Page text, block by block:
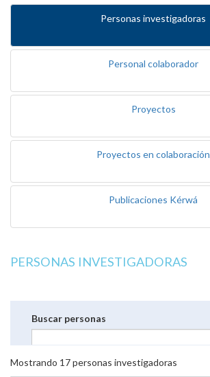
Personas investigadoras
Personal colaborador
Proyectos
Proyectos en colaboración
Publicaciones Kérwá
PERSONAS INVESTIGADORAS
Buscar personas
Mostrando 17personas investigadoras